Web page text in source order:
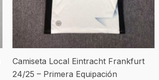
Camiseta Local Eintracht Frankfurt
24/25 – Primera Equipación